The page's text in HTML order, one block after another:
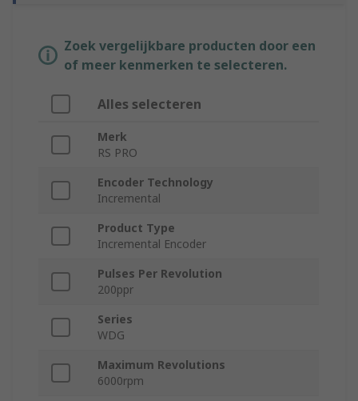
Zoek vergelijkbare producten door een
of meer kenmerken te selecteren.
Alles selecteren
Merk
RS PRO
Encoder Technology
Incremental
Product Type
Incremental Encoder
Pulses Per Revolution
200ppr
Series
WDG
Maximum Revolutions
6000rpm